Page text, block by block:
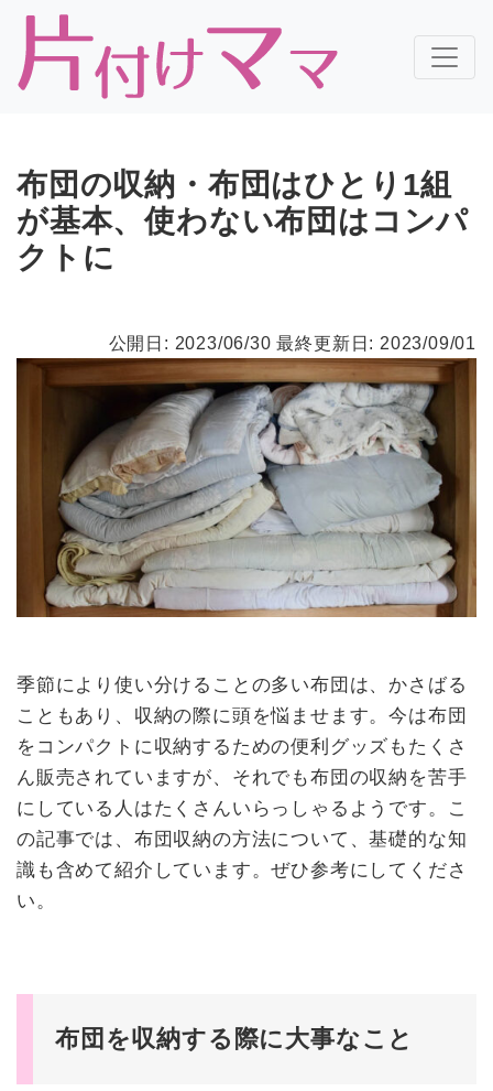
布団の収納・布団はひとり1組
が基本、使わない布団はコンパ
クトに
公開日: 2023/06/30 最終更新日: 2023/09/01
季節により使い分けることの多い布団は、かさばる
こともあり、収納の際に頭を悩ませます。今は布団
をコンパクトに収納するための便利グッズもたくさ
ん販売されていますが、それでも布団の収納を苦手
にしている人はたくさんいらっしゃるようです。こ
の記事では、布団収納の方法について、基礎的な知
識も含めて紹介しています。ぜひ参考にしてくださ
い。
布団を収納する際に大事なこと